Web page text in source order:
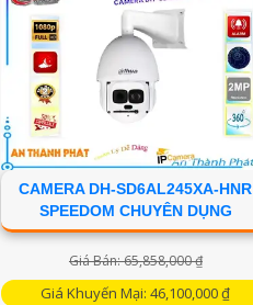
CAMERA DH-SD6AL245XA-HNR
SPEEDOM CHUYÊN DỤNG
Giá Bán: 65,858,000 ₫
Giá Khuyến Mại: 46,100,000 ₫